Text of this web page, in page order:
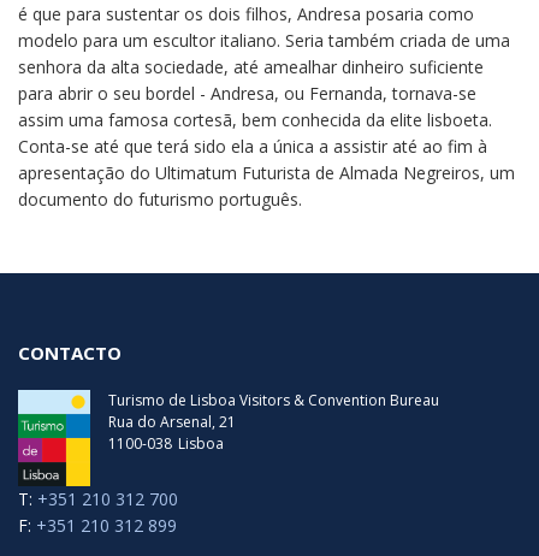
é que para sustentar os dois filhos, Andresa posaria como
modelo para um escultor italiano. Seria também criada de uma
senhora da alta sociedade, até amealhar dinheiro suficiente
para abrir o seu bordel - Andresa, ou Fernanda, tornava-se
assim uma famosa cortesã, bem conhecida da elite lisboeta.
Conta-se até que terá sido ela a única a assistir até ao fim à
apresentação do Ultimatum Futurista de Almada Negreiros, um
documento do futurismo português.
CONTACTO
Turismo de Lisboa Visitors & Convention Bureau
Rua do Arsenal, 21
1100-038 Lisboa
T: +351 210 312 700
F: +351 210 312 899